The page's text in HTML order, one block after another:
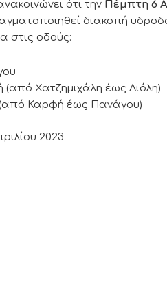
ότι την Πέμπτη 6
διακοπή
στις οδούς:
(από Χατζημιχάλη έως Λιόλη)
(από Καρφή έως Πανάγου)
2023